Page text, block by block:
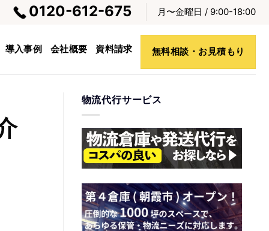
0120-612-675 月〜金曜日 / 9:00-18:00
導入事例 会社概要 資料請求 無料相談・お見積もり
物流代行サービス